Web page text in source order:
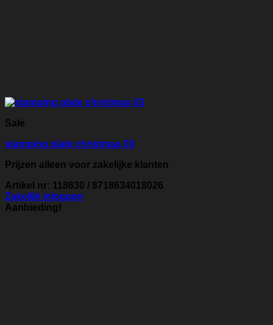
Sale
stamping plate christmas 03
Prijzen alleen voor zakelijke klanten
Artikel nr: 118630 / 8718634018026
Zakelijk inloggen
Aanbieding!